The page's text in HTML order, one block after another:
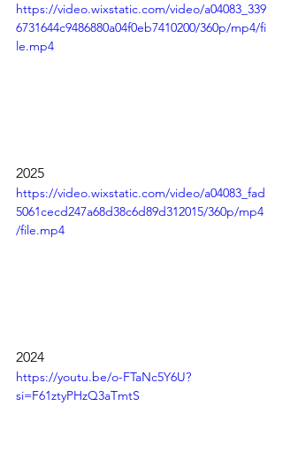
https://video.wixstatic.com/video/a04083_339
6731644c9486880a04f0eb7410200/360p/mp4/fi
le.mp4
2025
https://video.wixstatic.com/video/a04083_fad
5061cecd247a68d38c6d89d312015/360p/mp4
/file.mp4
2024
https://youtu.be/o-FTaNc5Y6U?
si=F61ztyPHzQ3aTmtS